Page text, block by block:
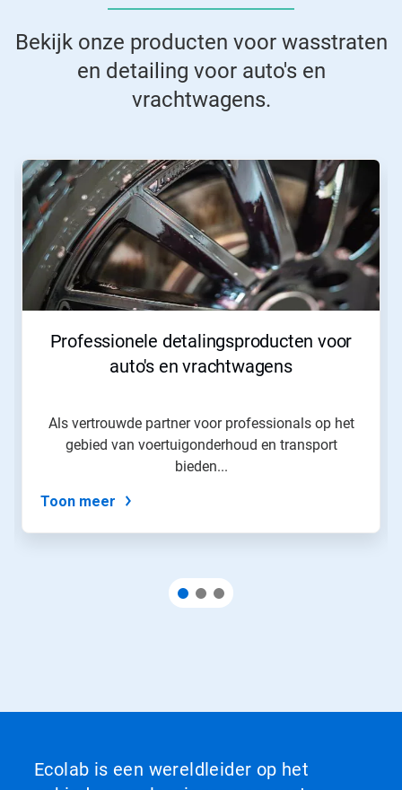
Bekijk onze producten voor wasstraten
en detailing voor auto's en
vrachtwagens.
Professionele detalingsproducten voor
auto's en vrachtwagens
Als vertrouwde partner voor professionals op het
gebied van voertuigonderhoud en transport
bieden...
Toon meer
Ecolab is een wereldleider op het